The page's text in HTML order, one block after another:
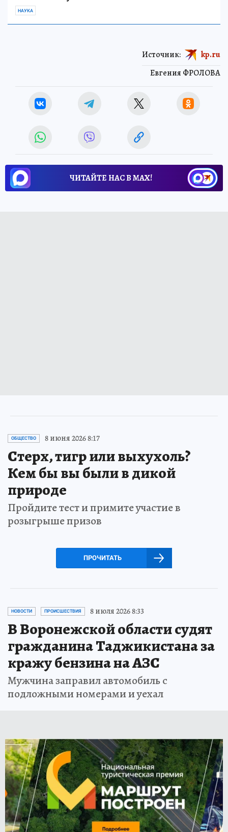
НАУКА
Евгения ФРОЛОВА
Источник: kp.ru
ЧИТАЙТЕ НАС В МАХ!
ОБЩЕСТВО 8 июня 2026 8:17
Стерх, тигр или выхухоль?
Кем бы вы были в дикой
природе
Пройдите тест и примите участие в
розыгрыше призов
ПРОЧИТАТЬ
НОВОСТИ ПРОИСШЕСТВИЯ 8 июля 2026 8:33
В Воронежской области судят
гражданина Таджикистана за
кражу бензина на АЗС
Мужчина заправил автомобиль с
подложными номерами и уехал